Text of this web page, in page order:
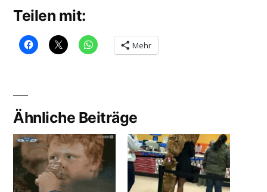
Teilen mit:
Mehr
Ähnliche Beiträge